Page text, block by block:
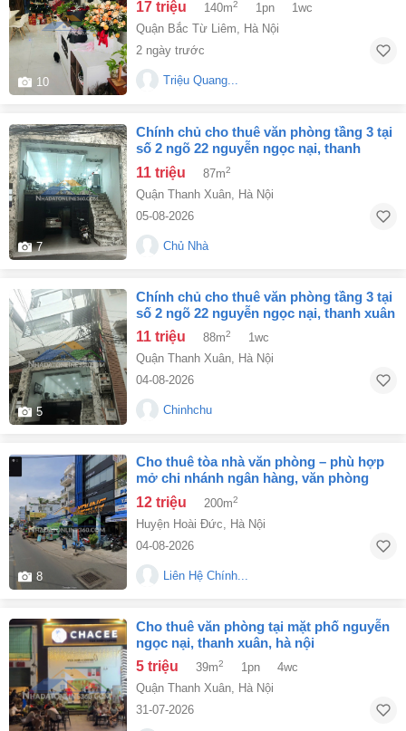
10
17 triệu 140m2 1pn
1wc
Quận Bắc Từ Liêm
Hà Nội
2 ngày trước
Triệu Quang...
7
chính chủ cho thuê văn phòng tầng 3 tại
số 2 ngõ 22 nguyễn ngọc nại, thanh
xuân, hn
11 triệu 87m2
Quận Thanh Xuân, Hà Nội
05-08-2026
Chủ Nhà
5
chính chủ cho thuê văn phòng tầng 3 tại
số 2 ngõ 22 nguyễn ngọc nại, thanh xuân
11 triệu 88m2
1wc
Quận Thanh Xuân Hà Nội
04-08-2026
Chinhchu
8
cho thuê tòa nhà văn phòng – phù hợp
mở chi nhánh ngân hàng, văn phòng
giao dịch
12 triệu 200m2
Huyện Hoài Đức, Hà Nội
04-08-2026
Liên Hệ Chính...
cho thuê văn phòng tại mặt phố nguyễn
ngọc nại, thanh xuân, hà nội
5 triệu 39m2 1pn
4wc
Quận Thanh Xuân Hà Nội
31-07-2026